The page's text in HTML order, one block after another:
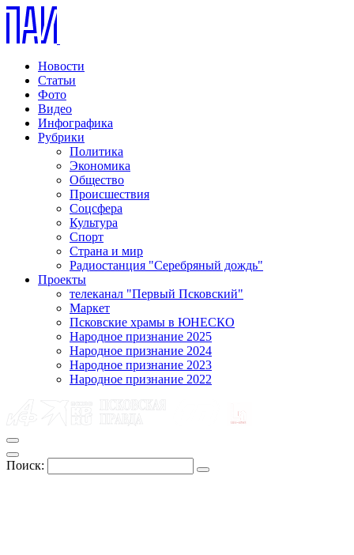
Новости
Статьи
Фото
Видео
Инфографика
Рубрики
Политика
Экономика
Общество
Происшествия
Соцсфера
Культура
Спорт
Страна и мир
Радиостанция "Серебряный дождь"
Проекты
телеканал "Первый Псковский"
Маркет
Псковские храмы в ЮНЕСКО
Народное признание 2025
Народное признание 2024
Народное признание 2023
Народное признание 2022
Поиск: